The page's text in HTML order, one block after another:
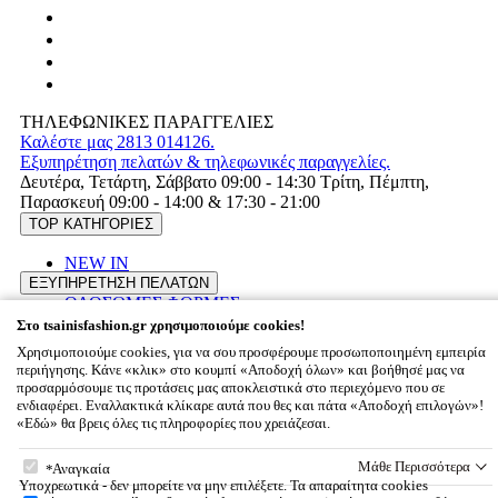
ΤΗΛΕΦΩΝΙΚΕΣ ΠΑΡΑΓΓΕΛΙΕΣ
Καλέστε μας 2813 014126.
Εξυπηρέτηση πελατών & τηλεφωνικές παραγγελίες.
Δευτέρα, Τετάρτη, Σάββατο 09:00 - 14:30 Τρίτη, Πέμπτη,
Παρασκευή 09:00 - 14:00 & 17:30 - 21:00
TOP ΚΑΤΗΓΟΡΙΕΣ
NEW IN
ΦΟΡΕΜΑΤΑ
ΟΛΟΣΩΜΕΣ ΦΟΡΜΕΣ
BRIDAL COLLECTION
PLUS SIZE
SALES
ΕΞΥΠΗΡΕΤΗΣΗ ΠΕΛΑΤΩΝ
Όροι χρήσης
Συχνές ερωτήσεις
Τρόποι Αποστολής / Μεταφορικά
Επιστροφές προϊόντων
Εταιρικό προφίλ
Επικοινωνία
© 2026Tsainisfashion.gr,
Designed & developed byNETMECHANICS
Στο tsainisfashion.gr χρησιμοποιούμε cookies!
Χρησιμοποιούμε cookies, για να σου προσφέρουμε προσωποποιημένη εμπειρία
περιήγησης. Κάνε «κλικ» στο κουμπί «Αποδοχή όλων» και βοήθησέ μας να
προσαρμόσουμε τις προτάσεις μας αποκλειστικά στο περιεχόμενο που σε
ενδιαφέρει. Εναλλακτικά κλίκαρε αυτά που θες και πάτα «Αποδοχή επιλογών»!
«Εδώ» θα βρεις όλες τις πληροφορίες που χρειάζεσαι.
Στο tsainisfashion.gr χρησιμοποιούμε cookies!
Αναγκαία Μάθε Περισσότερα
Υποχρεωτικά - δεν μπορείτε να μην επιλέξετε. Τα απαραίτητα cookies